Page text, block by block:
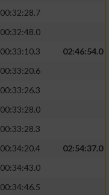
00:32:28.7
00:32:48.0
00:33:10.3
02:46:54.0
00:33:20.6
00:33:26.3
00:33:28.0
00:33:28.3
00:34:20.4
02:54:37.0
00:34:43.0
00:34:46.5